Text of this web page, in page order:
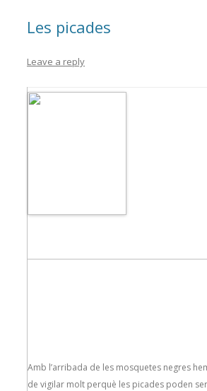
Les picades
Leave a reply
Amb l’arribada de les mosquetes negres
de vigilar molt perquè les picades poden ser